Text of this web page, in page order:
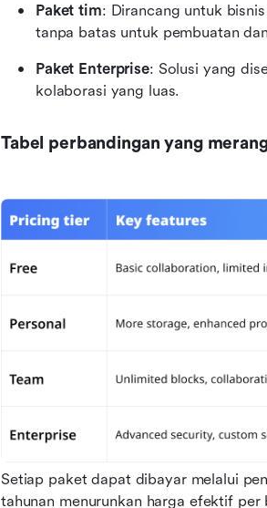
Paket tim: Dirancang untuk
tanpa batas untuk pembuatan
Paket Enterprise: Solusi yang
kolaborasi yang luas.
Tabel perbandingan yang
Setiap paket dapat dibayar melalui
tahunan menurunkan harga efektif